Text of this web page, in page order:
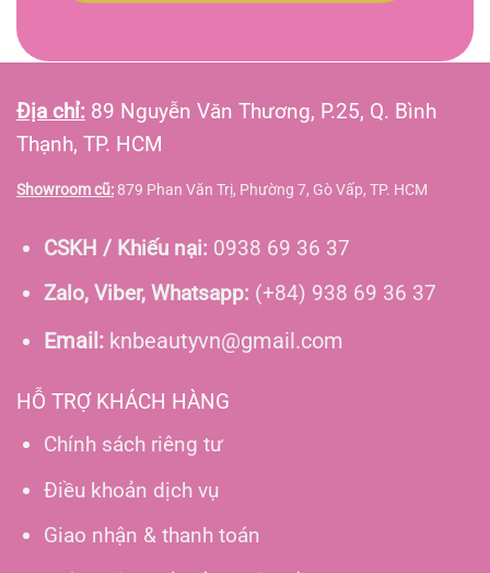
Địa chỉ: 89 Nguyễn Văn Thương, P.25, Q. Bình
Thạnh, TP. HCM
Showroom cũ: 879 Phan Văn Trị, Phường 7, Gò Vấp, TP. HCM
CSKH / Khiếu nại: 0938 69 36 37
Zalo, Viber, Whatsapp: (+84) 938 69 36 37
Email:knbeautyvn@gmail.com
HỖ TRỢ KHÁCH HÀNG
Chính sách riêng tư
Điều khoản dịch vụ
Giao nhận & thanh toán